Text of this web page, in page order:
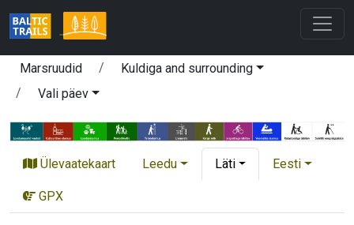
Marsruudid
Kuldiga and surrounding
Vali päev
Ülevaatekaart Leedu Läti Eesti
GPX